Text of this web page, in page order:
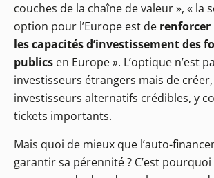
couches de la chaîne de valeur », « la
option pour l’Europe est de
les capacités d’investissement des
publics en Europe ». L’optique n’est
investisseurs étrangers mais de
investisseurs alternatifs crédibles, y
tickets importants.
Mais quoi de mieux que l’auto-
garantir sa pérennité ? C’est